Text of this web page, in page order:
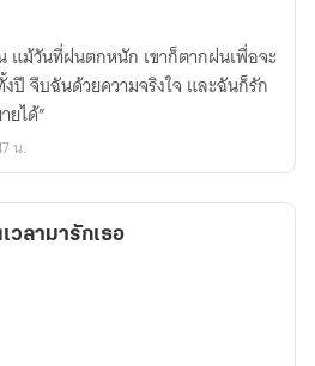
แม้วันที่ฝนตกหนัก เขาก็ตากฝนเพื่อจะ
ปี จีบฉันด้วยความจริงใจ และฉันก็รัก
ยได้”
น.
วลามารักเธอ